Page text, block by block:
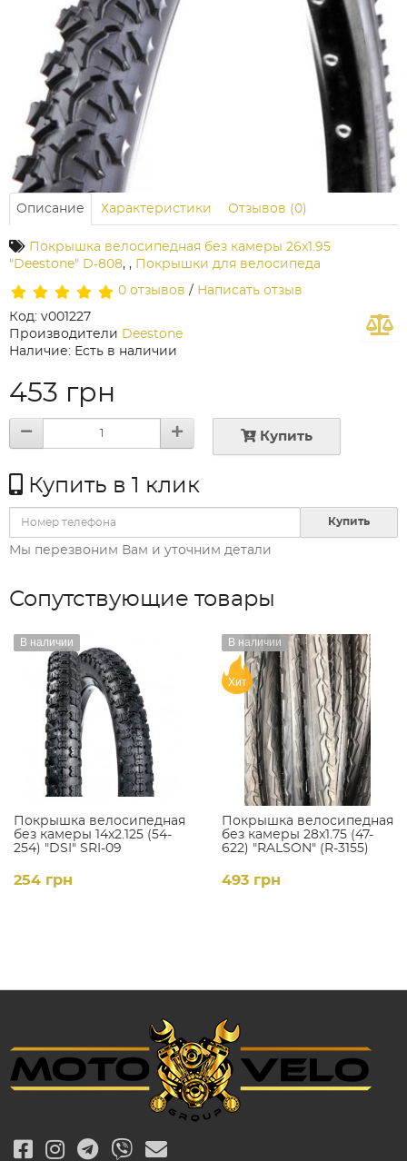
Описание Характеристики Отзывов (0)
Покрышка велосипедная без камеры 26x1.95
"Deestone" D-808, , Покрышки для велосипеда
0 отзывов / Написать отзыв
Код: v001227
Производители Deestone
Наличие: Есть в наличии
453 грн
Купить
Купить в 1 клик
Купить
Мы перезвоним Вам и уточним детали
Сопутствующие товары
Покрышка велосипедная
без камеры 14x2.125 (54-
254) "DSI" SRI-09
В наличии
254 грн
Покрышка велосипедная
без камеры 28x1.75 (47-
622) "RALSON" (R-3155)
В наличии
Хит
493 грн